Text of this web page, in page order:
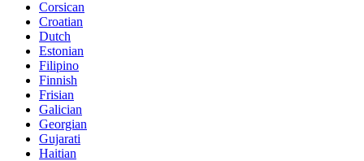
Corsican
Croatian
Dutch
Estonian
Filipino
Finnish
Frisian
Galician
Georgian
Gujarati
Haitian